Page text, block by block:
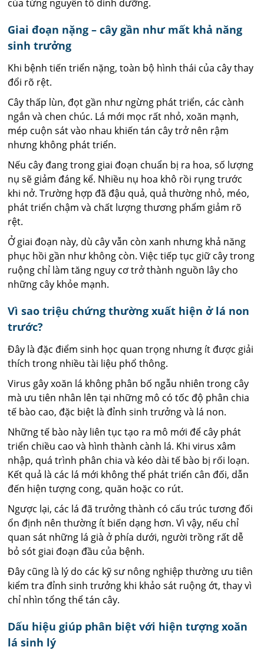
của từng nguyên tố dinh dưỡng.
Giai đoạn nặng – cây gần như mất khả năng
sinh trưởng
Khi bệnh tiến triển nặng, toàn bộ hình thái của cây thay
đổi rõ rệt.
Cây thấp lùn, đọt gần như ngừng phát triển, các cành
ngắn và chen chúc. Lá mới mọc rất nhỏ, xoăn mạnh,
mép cuộn sát vào nhau khiến tán cây trở nên rậm
nhưng không phát triển.
Nếu cây đang trong giai đoạn chuẩn bị ra hoa, số lượng
nụ sẽ giảm đáng kể. Nhiều nụ hoa khô rồi rụng trước
khi nở. Trường hợp đã đậu quả, quả thường nhỏ, méo,
phát triển chậm và chất lượng thương phẩm giảm rõ
rệt.
Ở giai đoạn này, dù cây vẫn còn xanh nhưng khả năng
phục hồi gần như không còn. Việc tiếp tục giữ cây trong
ruộng chỉ làm tăng nguy cơ trở thành nguồn lây cho
những cây khỏe mạnh.
Vì sao triệu chứng thường xuất hiện ở lá non
trước?
Đây là đặc điểm sinh học quan trọng nhưng ít được giải
thích trong nhiều tài liệu phổ thông.
Virus gây xoăn lá không phân bố ngẫu nhiên trong cây
mà ưu tiên nhân lên tại những mô có tốc độ phân chia
tế bào cao, đặc biệt là đỉnh sinh trưởng và lá non.
Những tế bào này liên tục tạo ra mô mới để cây phát
triển chiều cao và hình thành cành lá. Khi virus xâm
nhập, quá trình phân chia và kéo dài tế bào bị rối loạn.
Kết quả là các lá mới không thể phát triển cân đối, dẫn
đến hiện tượng cong, quăn hoặc co rút.
Ngược lại, các lá đã trưởng thành có cấu trúc tương đối
ổn định nên thường ít biến dạng hơn. Vì vậy, nếu chỉ
quan sát những lá già ở phía dưới, người trồng rất dễ
bỏ sót giai đoạn đầu của bệnh.
Đây cũng là lý do các kỹ sư nông nghiệp thường ưu tiên
kiểm tra đỉnh sinh trưởng khi khảo sát ruộng ớt, thay vì
chỉ nhìn tổng thể tán cây.
Dấu hiệu giúp phân biệt với hiện tượng xoăn
lá sinh lý